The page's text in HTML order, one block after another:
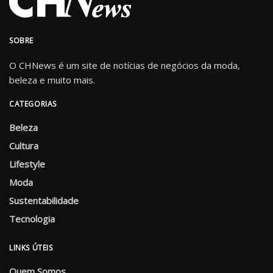
SOBRE
O CHNews é um site de notícias de negócios da moda,
beleza e muito mais.
CATEGORIAS
Beleza
Cultura
Lifestyle
Moda
Sustentabilidade
Tecnologia
LINKS ÚTEIS